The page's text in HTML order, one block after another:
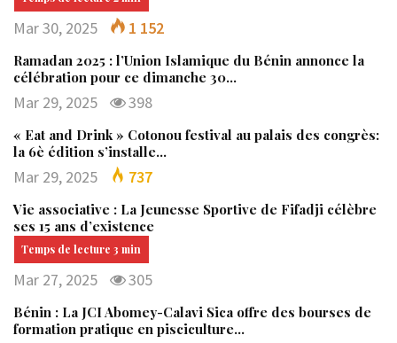
Mar 30, 2025 1 152
Ramadan 2025 : l’Union Islamique du Bénin annonce la
célébration pour ce dimanche 30…
Mar 29, 2025 398
« Eat and Drink » Cotonou festival au palais des congrès:
la 6è édition s’installe…
Mar 29, 2025 737
Vie associative : La Jeunesse Sportive de Fifadji célèbre
ses 15 ans d’existence
Mar 27, 2025 305
Bénin : La JCI Abomey-Calavi Sica offre des bourses de
formation pratique en pisciculture…